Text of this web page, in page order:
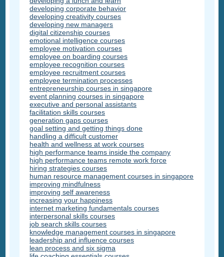
developing corporate behavior
developing creativity courses
developing new managers
digital citizenship courses
emotional intelligence courses
employee motivation courses
employee on boarding courses
employee recognition courses
employee recruitment courses
employee termination processes
entrepreneurship courses in singapore
event planning courses in singapore
executive and personal assistants
facilitation skills courses
generation gaps courses
goal setting and getting things done
handling a difficult customer
health and wellness at work courses
high performance teams inside the company
high performance teams remote work force
hiring strategies courses
human resource management courses in singapore
improving mindfulness
improving self awareness
increasing your happiness
internet marketing fundamentals courses
interpersonal skills courses
job search skills courses
knowledge management courses in singapore
leadership and influence courses
lean process and six sigma